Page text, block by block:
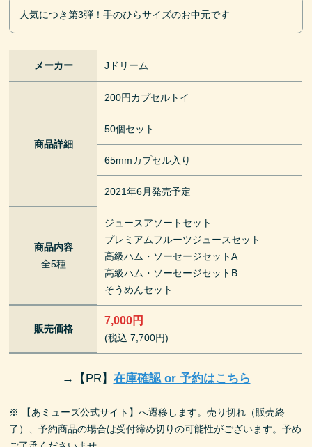
人気につき第3弾！手のひらサイズのお中元です
メーカー Jドリーム
商品詳細
200円カプセルトイ
50個セット
65mmカプセル入り
2021年6月発売予定
商品内容
全5種
ジュースアソートセット
プレミアムフルーツジュースセット
高級ハム・ソーセージセットA
高級ハム・ソーセージセットB
そうめんセット
販売価格
7,000円
(税込 7,700円)
→ 【PR】 在庫確認 or 予約はこちら
※ 【あミューズ公式サイト】へ遷移します。売り切れ（販売終
了）、予約商品の場合は受付締め切りの可能性がございます。予め